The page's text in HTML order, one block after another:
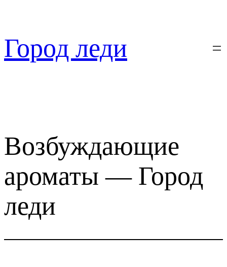
содержимому
Город леди
Возбуждающие
ароматы — Город
леди